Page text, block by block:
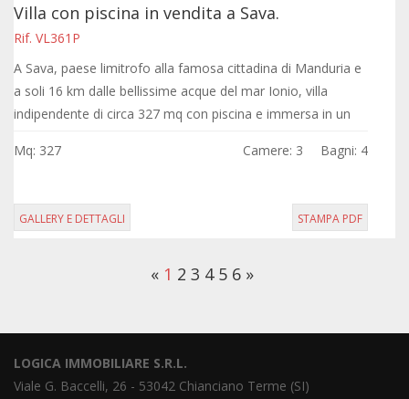
Villa con piscina in vendita a Sava.
Rif. VL361P
A Sava, paese limitrofo alla famosa cittadina di Manduria e
a soli 16 km dalle bellissime acque del mar Ionio, villa
indipendente di circa 327 mq con piscina e immersa in un
Mq: 327 Camere: 3 Bagni: 4
GALLERY E DETTAGLI STAMPA PDF
« 1 2 3 4 5 6 »
LOGICA IMMOBILIARE S.R.L.
Viale G. Baccelli, 26 - 53042 Chianciano Terme (SI)